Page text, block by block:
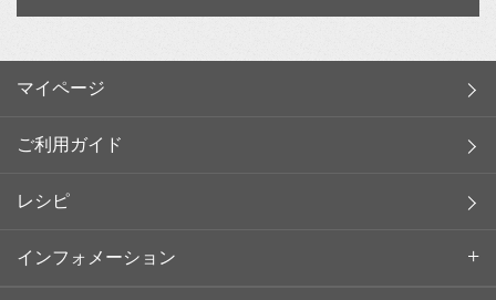
マイページ
ご利用ガイド
レシピ
インフォメーション